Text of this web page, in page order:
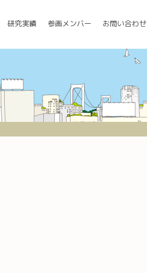
研究実績 参画メンバー お問い合わせ